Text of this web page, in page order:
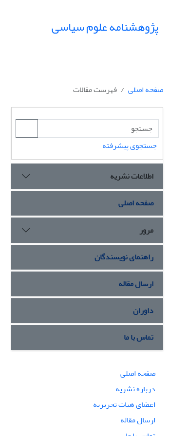
پژوهشنامه علوم سیاسی
صفحه اصلی
فهرست مقالات
جستجوی پیشرفته
اطلاعات نشریه
صفحه اصلی
مرور
راهنمای نویسندگان
ارسال مقاله
داوران
تماس با ما
صفحه اصلی
درباره نشریه
اعضای هیات تحریریه
ارسال مقاله